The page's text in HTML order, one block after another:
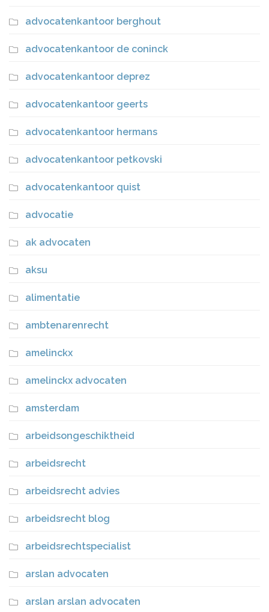
advocatenkantoor berghout
advocatenkantoor de coninck
advocatenkantoor deprez
advocatenkantoor geerts
advocatenkantoor hermans
advocatenkantoor petkovski
advocatenkantoor quist
advocatie
ak advocaten
aksu
alimentatie
ambtenarenrecht
amelinckx
amelinckx advocaten
amsterdam
arbeidsongeschiktheid
arbeidsrecht
arbeidsrecht advies
arbeidsrecht blog
arbeidsrechtspecialist
arslan advocaten
arslan arslan advocaten